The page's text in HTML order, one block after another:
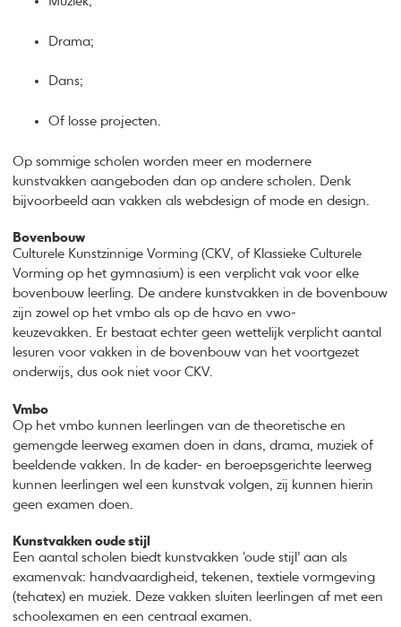
Drama;
Dans;
Of losse projecten.
Op sommige scholen worden meer en modernere
kunstvakken aangeboden dan op andere scholen. Denk
bijvoorbeeld aan vakken als webdesign of mode en design.
Bovenbouw
Culturele Kunstzinnige Vorming (CKV, of Klassieke Culturele
Vorming op het gymnasium) is een verplicht vak voor elke
bovenbouw leerling. De andere kunstvakken in de bovenbouw
zijn zowel op het vmbo als op de havo en vwo-
keuzevakken. Er bestaat echter geen wettelijk verplicht aantal
lesuren voor vakken in de bovenbouw van het voortgezet
onderwijs, dus ook niet voor CKV.
Vmbo
Op het vmbo kunnen leerlingen van de theoretische en
gemengde leerweg examen doen in dans, drama, muziek of
beeldende vakken. In de kader- en beroepsgerichte leerweg
kunnen leerlingen wel een kunstvak volgen, zij kunnen hierin
geen examen doen.
Kunstvakken oude stijl
Een aantal scholen biedt kunstvakken ‘oude stijl’ aan als
examenvak: handvaardigheid, tekenen, textiele vormgeving
(tehatex) en muziek. Deze vakken sluiten leerlingen af met een
schoolexamen en een centraal examen.